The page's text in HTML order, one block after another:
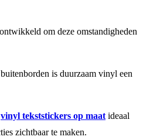
om deze omstandigheden
is duurzaam vinyl een
vinyl tekststickers op maatideaal
zichtbaar te maken.